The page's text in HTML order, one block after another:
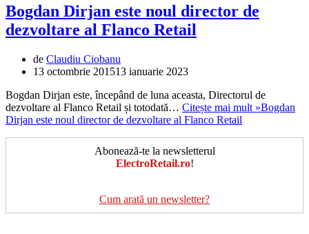
Bogdan Dirjan este noul director de
dezvoltare al Flanco Retail
de Claudiu Ciobanu
13 octombrie 201513 ianuarie 2023
Bogdan Dirjan este, începând de luna aceasta, Directorul de
dezvoltare al Flanco Retail și totodată… Citește mai mult »Bogdan
Dirjan este noul director de dezvoltare al Flanco Retail
Abonează-te la newsletterul
ElectroRetail.ro!
Cum arată un newsletter?